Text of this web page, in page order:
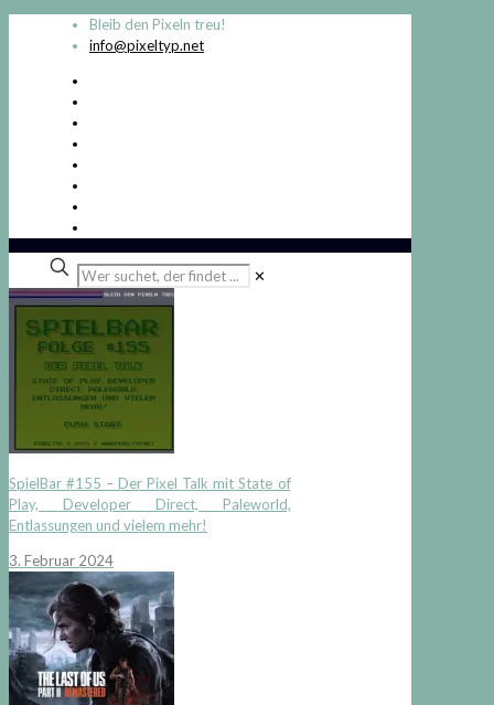
Bleib den Pixeln treu!
info@pixeltyp.net
Wer
suchet,
der
findet
...
✕
SpielBar #155 – Der Pixel Talk mit State of
Play, Developer Direct, Paleworld,
Entlassungen und vielem mehr!
3. Februar 2024